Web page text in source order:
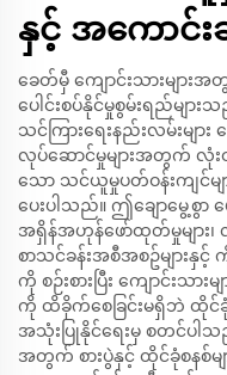
နှင့် အကောင်း
ခေတ်မှီ ကျောင်းသားများအ
ပေါင်းစပ်နိုင်မှုစွမ်းရည်မျာ
သင်ကြားရေးနည်းလမ်းမျာ
လုပ်ဆောင်မှုများအတွက် လုံးဝ
သော သင်ယူမှုပတ်ဝန်းကျင်မ
ပေးပါသည်။ ဤချောမွေ့စွာ
အရှိန်အဟုန်ဖော်ထုတ်မှုများ၊
စာသင်ခန်းအစီအစဥ်များ
ကို စဉ်းစားပြီး ကျောင်းသ
ကို ထိခိုက်စေခြင်းမရှိဘဲ ထို
အသုံးပြုနိုင်ရေးမှ စတင်ပါသ
အတွက် စားပွဲနှင့် ထိုင်ခုံစနစ်မ